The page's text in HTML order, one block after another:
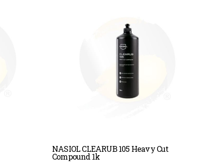
NASIOL CLEARUB 105 Heavy Cut
Compound 1k